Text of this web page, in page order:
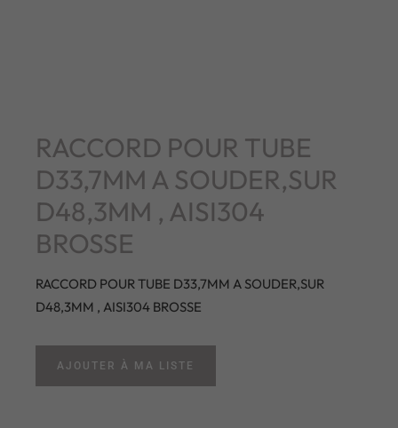
RACCORD POUR TUBE
D33,7MM A SOUDER,SUR
D48,3MM , AISI304
BROSSE
RACCORD POUR TUBE D33,7MM A SOUDER,SUR
D48,3MM , AISI304 BROSSE
AJOUTER À MA LISTE